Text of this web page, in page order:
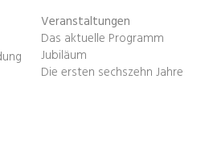
Veranstaltungen
Das aktuelle Programm
Jubiläum
Die ersten sechszehn Jahre